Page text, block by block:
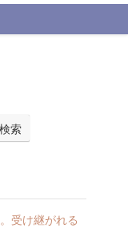
検索
受け継がれる